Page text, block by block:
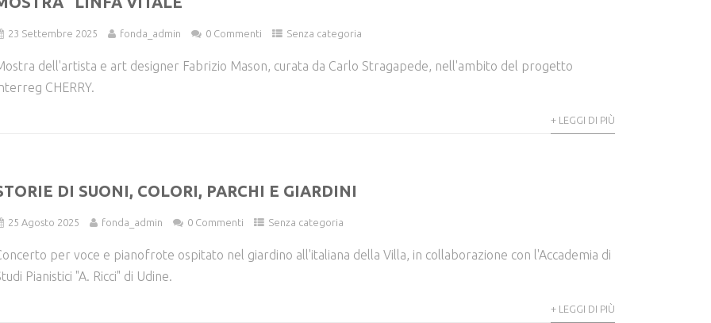
23 Settembre 2025 fonda_admin 0 Commenti Senza categoria
dell'artista e art designer Fabrizio Mason, curata da Carlo Stragapede, nell'ambito del progetto
CHERRY.
+ LEGGI DI PIÙ
DI SUONI, COLORI, PARCHI E GIARDINI
25 Agosto 2025 fonda_admin 0 Commenti Senza categoria
per voce e pianofrote ospitato nel giardino all'italiana della Villa, in collaborazione con l'Accademia di
Pianistici "A. Ricci" di Udine.
+ LEGGI DI PIÙ